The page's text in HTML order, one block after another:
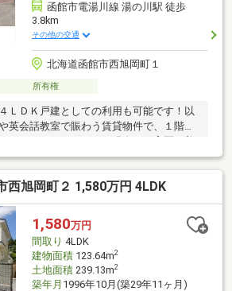
函館市電湯川線 湯の川駅 徒歩
3.8km
その他の交通
北海道函館市西旭岡町１
所有権
ＬＤＫ戸建としての利用も可能です！以
英会話教室で賑わう賃貸物件で、１階で
ある公園のようなロータリーを取り囲む
物件です！駐車場はありませんが、庭を
ほどは駐車が可能になると思います！ま
りの玄関と和室は、手をかけることによ
内装になる予感しかしません！ご自身で
住まいしながら商売をされるもヨシ、賃
げるもヨシ、民泊等や寮や外国人労働者
西旭岡町２ 1,580万円 4LDK
1,580万円
間取り 4LDK
建物面積123.64m2
土地面積239.13m2
築年月 1996年10月(築29年11ヶ月)